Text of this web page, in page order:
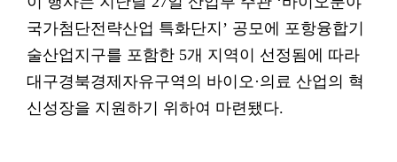
국가첨단전략산업 특화단지’ 공모에 포항융합기
술산업지구를 포함한 5개 지역이 선정됨에 따라
대구경북경제자유구역의 바이오·의료 산업의 혁
신성장을 지원하기 위하여 마련됐다.